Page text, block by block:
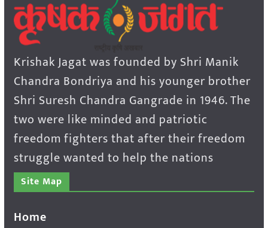
Krishak Jagat was founded by Shri Manik
Chandra Bondriya and his younger brother
Shri Suresh Chandra Gangrade in 1946. The
two were like minded and patriotic
freedom fighters that after their freedom
struggle wanted to help the nations
Site Map
Home